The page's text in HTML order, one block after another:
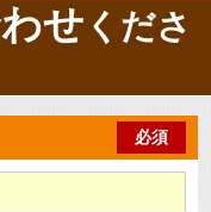
せ くださ
必須